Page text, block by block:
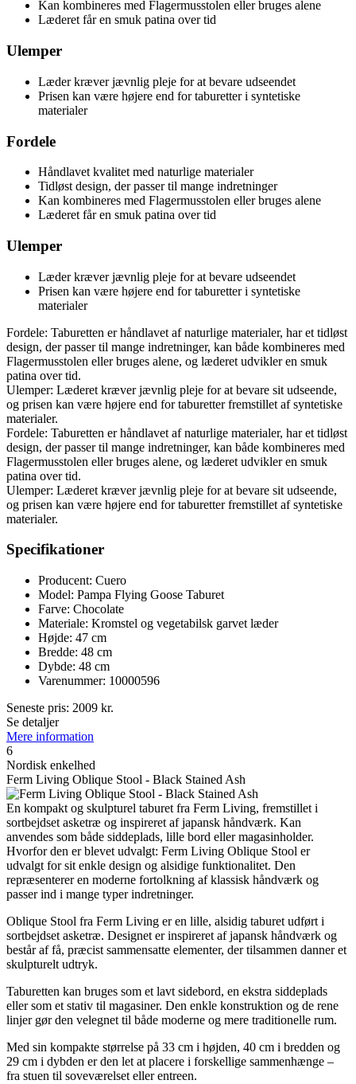
Kan kombineres med Flagermusstolen eller bruges alene
Læderet får en smuk patina over tid
Ulemper
Læder kræver jævnlig pleje for at bevare udseendet
Prisen kan være højere end for taburetter i syntetiske
materialer
Fordele
Håndlavet kvalitet med naturlige materialer
Tidløst design, der passer til mange indretninger
Kan kombineres med Flagermusstolen eller bruges alene
Læderet får en smuk patina over tid
Ulemper
Læder kræver jævnlig pleje for at bevare udseendet
Prisen kan være højere end for taburetter i syntetiske
materialer
Fordele: Taburetten er håndlavet af naturlige materialer, har et tidløst
design, der passer til mange indretninger, kan både kombineres med
Flagermusstolen eller bruges alene, og læderet udvikler en smuk
patina over tid.
Ulemper: Læderet kræver jævnlig pleje for at bevare sit udseende,
og prisen kan være højere end for taburetter fremstillet af syntetiske
materialer.
Fordele: Taburetten er håndlavet af naturlige materialer, har et tidløst
design, der passer til mange indretninger, kan både kombineres med
Flagermusstolen eller bruges alene, og læderet udvikler en smuk
patina over tid.
Ulemper: Læderet kræver jævnlig pleje for at bevare sit udseende,
og prisen kan være højere end for taburetter fremstillet af syntetiske
materialer.
Specifikationer
Producent: Cuero
Model: Pampa Flying Goose Taburet
Farve: Chocolate
Materiale: Kromstel og vegetabilsk garvet læder
Højde: 47 cm
Bredde: 48 cm
Dybde: 48 cm
Varenummer: 10000596
Seneste pris: 2009 kr.
Se detaljer
Mere information
6
Nordisk enkelhed
Ferm Living Oblique Stool - Black Stained Ash
En kompakt og skulpturel taburet fra Ferm Living, fremstillet i
sortbejdset asketræ og inspireret af japansk håndværk. Kan
anvendes som både siddeplads, lille bord eller magasinholder.
Hvorfor den er blevet udvalgt: Ferm Living Oblique Stool er
udvalgt for sit enkle design og alsidige funktionalitet. Den
repræsenterer en moderne fortolkning af klassisk håndværk og
passer ind i mange typer indretninger.
Oblique Stool fra Ferm Living er en lille, alsidig taburet udført i
sortbejdset asketræ. Designet er inspireret af japansk håndværk og
består af få, præcist sammensatte elementer, der tilsammen danner et
skulpturelt udtryk.
Taburetten kan bruges som et lavt sidebord, en ekstra siddeplads
eller som et stativ til magasiner. Den enkle konstruktion og de rene
linjer gør den velegnet til både moderne og mere traditionelle rum.
Med sin kompakte størrelse på 33 cm i højden, 40 cm i bredden og
29 cm i dybden er den let at placere i forskellige sammenhænge –
fra stuen til soveværelset eller entreen.